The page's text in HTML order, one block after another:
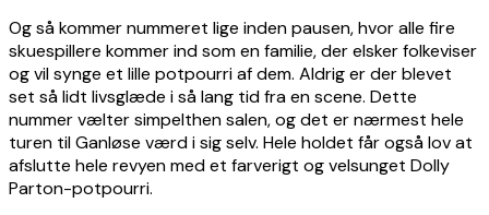
Og så kommer nummeret lige inden pausen, hvor alle fire
skuespillere kommer ind som en familie, der elsker folkeviser
og vil synge et lille potpourri af dem. Aldrig er der blevet
set så lidt livsglæde i så lang tid fra en scene. Dette
nummer vælter simpelthen salen, og det er nærmest hele
turen til Ganløse værd i sig selv. Hele holdet får også lov at
afslutte hele revyen med et farverigt og velsunget Dolly
Parton-potpourri.